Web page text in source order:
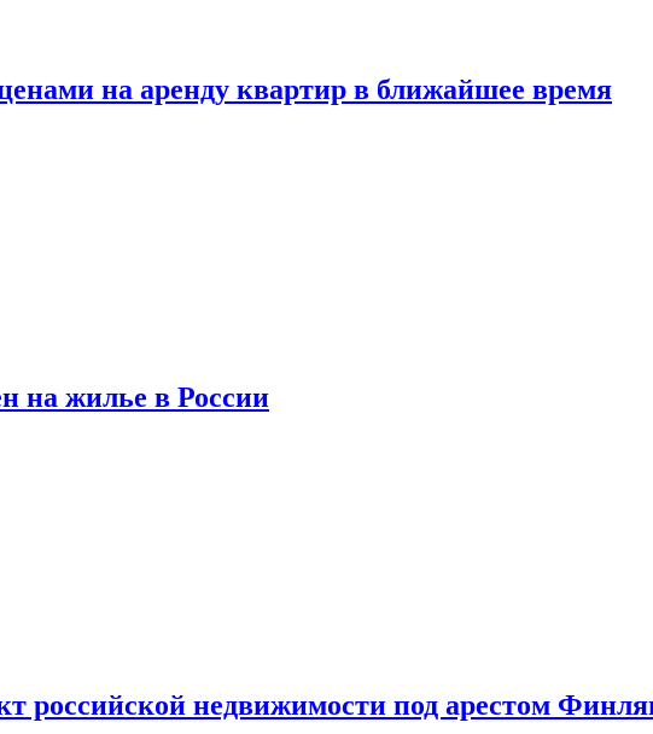
на аренду квартир в ближайшее время
на жилье в России
российской недвижимости под арестом